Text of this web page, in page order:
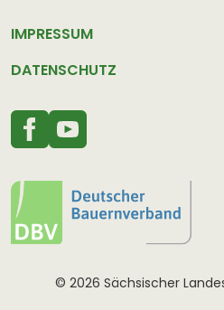
IMPRESSUM
DATENSCHUTZ
© 2026 Sächsischer